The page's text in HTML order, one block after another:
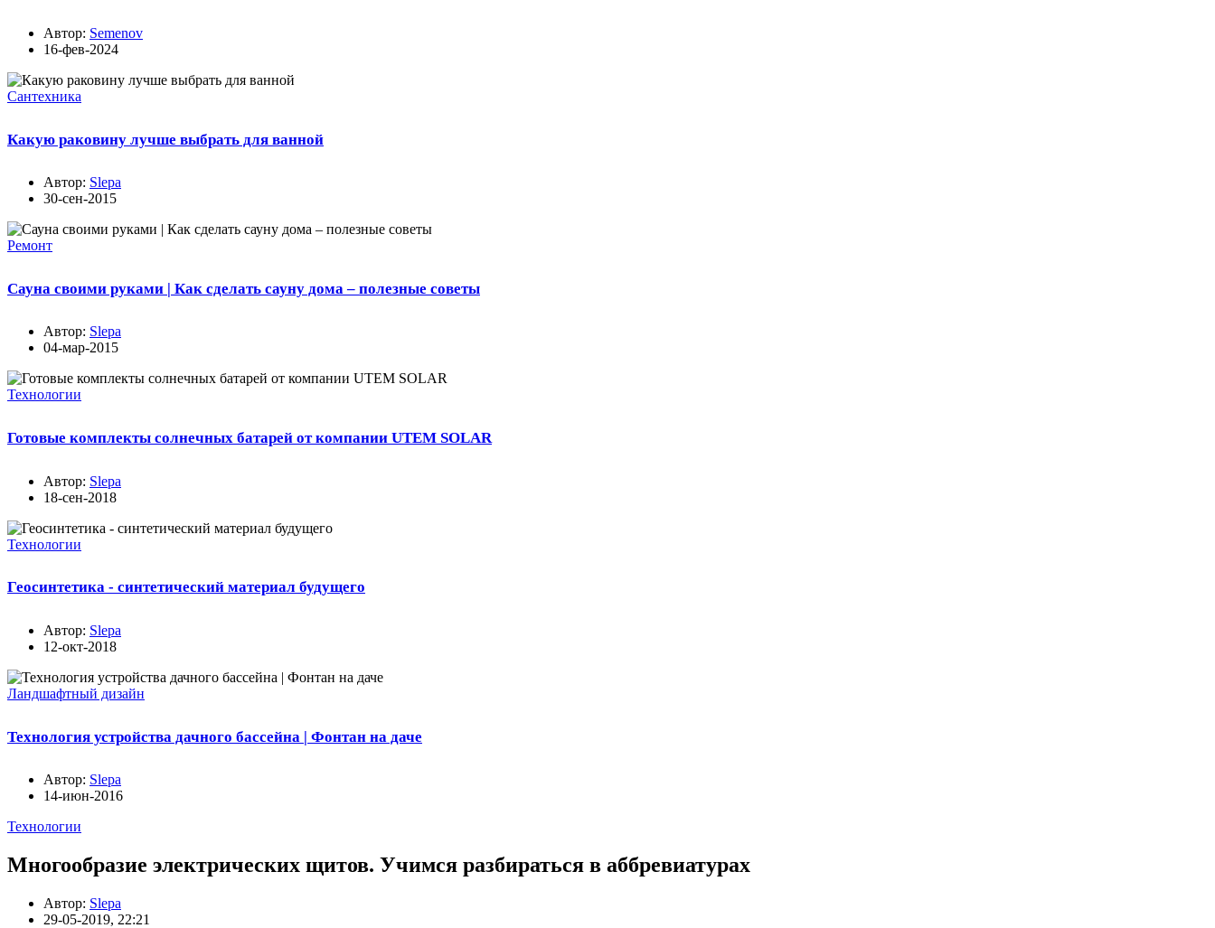
Автор: Semenov
16-фев-2024
Сантехника
Какую раковину лучше выбрать для ванной
Автор: Slepa
30-сен-2015
Ремонт
Сауна своими руками | Как сделать сауну дома – полезные советы
Автор: Slepa
04-мар-2015
Технологии
Готовые комплекты солнечных батарей от компании UTEM SOLAR
Автор: Slepa
18-сен-2018
Технологии
Геосинтетика - синтетический материал будущего
Автор: Slepa
12-окт-2018
Ландшафтный дизайн
Технология устройства дачного бассейна | Фонтан на даче
Автор: Slepa
14-июн-2016
Технологии
Многообразие электрических щитов. Учимся разбираться в аббревиатурах
Автор: Slepa
29-05-2019, 22:21